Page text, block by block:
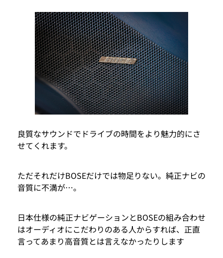
良質なサウンドでドライブの時間をより魅力的にさ
せてくれます。
ただそれだけBOSEだけでは物足りない。純正ナビの
音質に不満が…。
日本仕様の純正ナビゲーションとBOSEの組み合わせ
はオーディオにこだわりのある人からすれば、正直
言ってあまり高音質とは言えなかったりします